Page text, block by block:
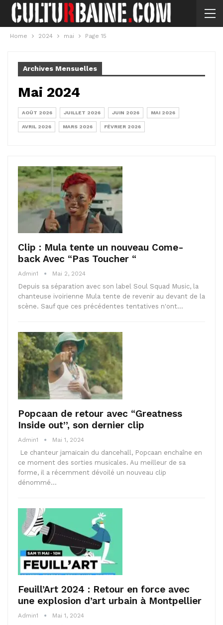
Home 2024 mai Page 15
Archives Mensuelles
Mai 2024
AOÛT 2026 JUILLET 2026 JUIN 2026 MAI 2026
AVRIL 2026 MARS 2026 FÉVRIER 2026
Clip : Mula tente un nouveau Come-
back Avec “Pas Toucher “
Admin1 Mai 2, 2024
Depuis sa séparation avec son label Soul Squad Music, la
chanteuse ivoirienne Mula tente de revenir au devant de la
scène. Sauf que ces précédentes tentatives n'ont…
Popcaan de retour avec “Greatness
Inside out”, son dernier clip
Admin1 Mai 1, 2024
Le chanteur jamaïcain du dancehall, Popcaan enchaîne en
ce moment des sorties musicales. Au meilleur de sa
forme, il a récemment dévoilé un nouveau clip
dénommé…
Feuill’Art 2024 : Retour en force avec
une explosion d’art urbain à Montpellier
Admin1 Mai 1, 2024